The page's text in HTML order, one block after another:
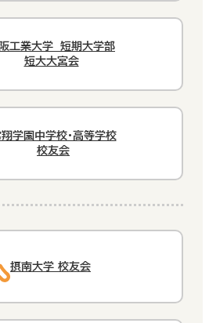
工業大学 短期大学部
短大大宮会
学園中学校・高等学校
校友会
摂南大学 校友会